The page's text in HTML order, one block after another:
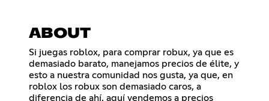
ABOUT
Si juegas roblox, para comprar robux, ya que es
demasiado barato, manejamos precios de élite, y
esto a nuestra comunidad nos gusta, ya que, en
roblox los robux son demasiado caros, a
diferencia de ahí, aquí vendemos a precios